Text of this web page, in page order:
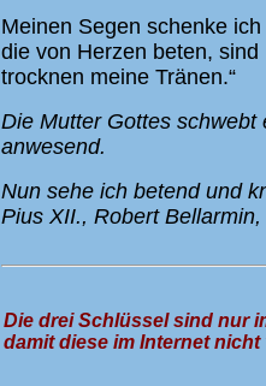
Meinen Segen schenke
die von Herzen beten,
trocknen meine Tränen.“
Die Mutter Gottes
anwesend.
Nun sehe ich betend und
Pius XII., Robert
Die drei Schlüssel sind nur
damit diese im Internet